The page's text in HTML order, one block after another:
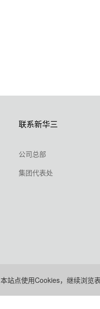
联系新华三
公司总部
集团代表处
本站点使用Cookies，继续浏览